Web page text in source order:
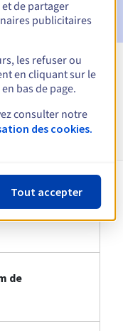
en
de
de partager
publicitaires
les refuser ou
en cliquant sur le
bas de page.
consulter notre
des cookies.
Tout accepter